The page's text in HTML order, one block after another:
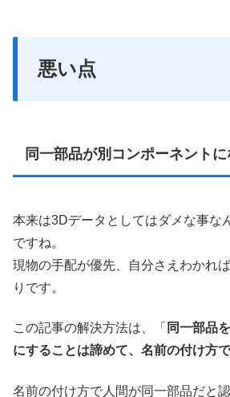
悪い点
同一部品が別コンポーネント
本来は3Dデータとしてはダメな事な
ですね。
現物の手配が優先、自分さえわかれ
りです。
この記事の解決方法は、「 同一部品
にすることは諦めて、名前の付け方
名前の付け方で人間が同一部品だと